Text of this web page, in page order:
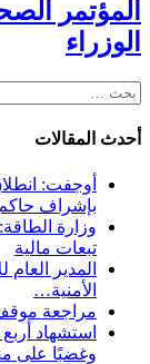
المؤتمر
الوزراء
البحث
أحدث المقالات
أوجفت:
بإشراف
وزارة
تبعات مالية
المدير
الأمنية…
مراجعة
استشهاد
وغضبًا على